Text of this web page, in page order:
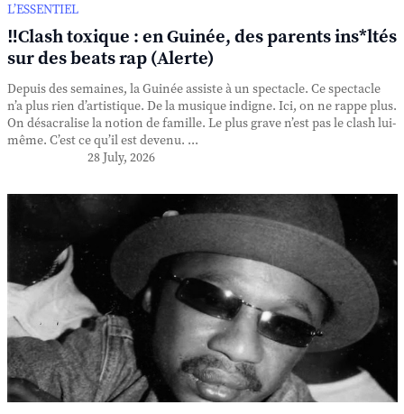
L’ESSENTIEL
‼️Clash toxique : en Guinée, des parents ins*ltés
sur des beats rap (Alerte)
Depuis des semaines, la Guinée assiste à un spectacle. Ce spectacle
n’a plus rien d’artistique. De la musique indigne. Ici, on ne rappe plus.
On désacralise la notion de famille. Le plus grave n’est pas le clash lui-
même. C’est ce qu’il est devenu. ...
28 July, 2026